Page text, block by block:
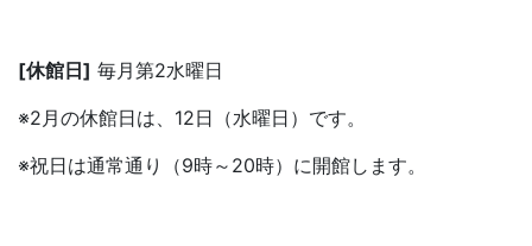
[休館日] 毎月第2水曜日
※2月の休館日は、12日（水曜日）です。
※祝日は通常通り（9時～20時）に開館します。